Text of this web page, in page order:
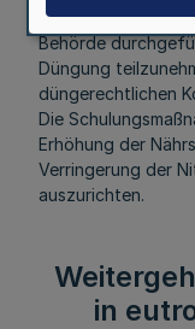
NRW. S. 116) in der
Behörde
Düngung
düngerechtlichen
Die
Erhöhung der
Verringerung der
auszurichten.
in